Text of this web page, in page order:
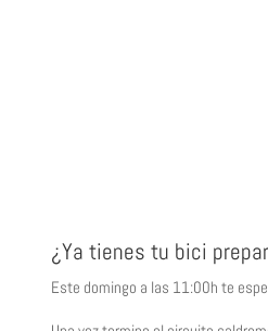
¿Ya tienes tu bici
Este domingo a las 11:00h te